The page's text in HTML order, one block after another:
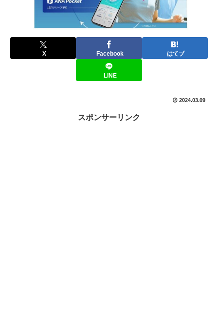
X Facebook はてブ
LINE
2024.03.09
スポンサーリンク